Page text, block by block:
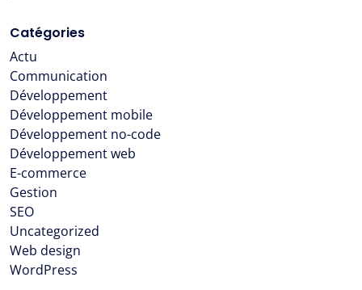
Catégories
Actu
Communication
Développement
Développement mobile
Développement no-code
Développement web
E-commerce
Gestion
SEO
Uncategorized
Web design
WordPress